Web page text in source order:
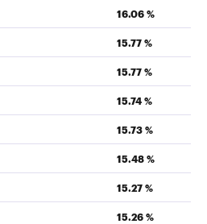
16.06 %
15.77 %
15.77 %
15.74 %
15.73 %
15.48 %
15.27 %
15.26 %